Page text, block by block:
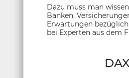
Dazu muss man
Banken,
Erwartungen
bei Experten aus dem